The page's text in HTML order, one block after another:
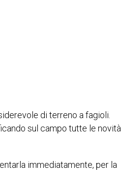
di terreno a fagioli.
sul campo tutte le novità
immediatamente, per la